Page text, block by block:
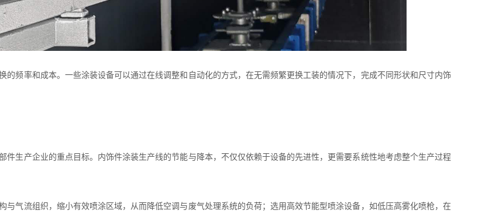
的频率和成本。一些涂装设备可以通过在线调整和自动化的方式，在无需频繁更换工装的情况下，完成不同形状和尺寸内饰
件生产企业的重点目标。 内饰件涂装生产线的节能与降本，不仅仅依赖于设备的先进性，更需要系统性地考虑整个生产过程
与气流组织，缩小有效喷涂区域，从而降低空调与废气处理系统的负荷；选用高效节能型喷涂设备，如低压高雾化喷枪，在